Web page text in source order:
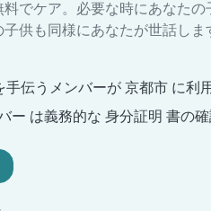
でケア。必要な時にあなた
子供も同様にあなたが世話し
手伝うメンバーが 京都市 に利
ー は義務的な 身分証明 書の